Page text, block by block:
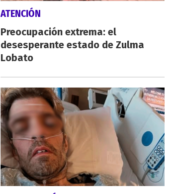
ATENCIÓN
Preocupación extrema: el
desesperante estado de Zulma
Lobato